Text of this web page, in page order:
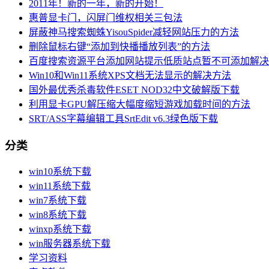
2011年！新的一年，新的开始！
惠普显卡门，闪屏门维权相关三包法
屏蔽神马搜索蜘蛛YisouSpider减轻网站压力的方法
删除鼠标右键“添加到快播播放列表”的方法
百度搜索资源平台添加网站提示低质站点暂不可添加解
Win10和Win11系统XPS文档无法显示的解决方法
国外最优秀杀毒软件ESET NOD32中文破解版下载
利用显卡GPU解压缩大幅度缩短游戏加载时间的方法
SRT/ASS字幕编辑工具SrtEdit v6.3绿色版下载
分类
win10系统下载
win11系统下载
win7系统下载
win8系统下载
winxp系统下载
win服务器系统下载
学习资料